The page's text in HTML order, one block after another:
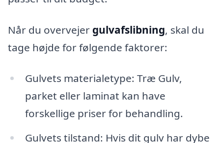
Når du overvejer gulvafslibning, skal du
tage højde for følgende faktorer:
Gulvets materialetype: Træ Gulv,
parket eller laminat kan have
forskellige priser for behandling.
Gulvets tilstand: Hvis dit gulv har dybe